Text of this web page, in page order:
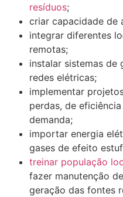
resíduos;
criar capacidade de
integrar diferentes
remotas;
instalar sistemas de
redes elétricas;
implementar
perdas, de
demanda;
importar energia
gases de efeito
treinar população
fazer manutenção
geração das fontes